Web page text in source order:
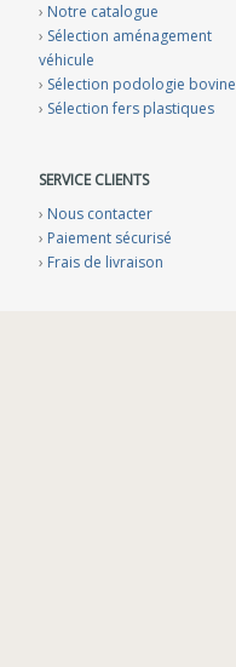
› Notre catalogue
› Sélection aménagement
véhicule
› Sélection podologie bovine
› Sélection fers plastiques
SERVICE CLIENTS
› Nous contacter
› Paiement sécurisé
› Frais de livraison